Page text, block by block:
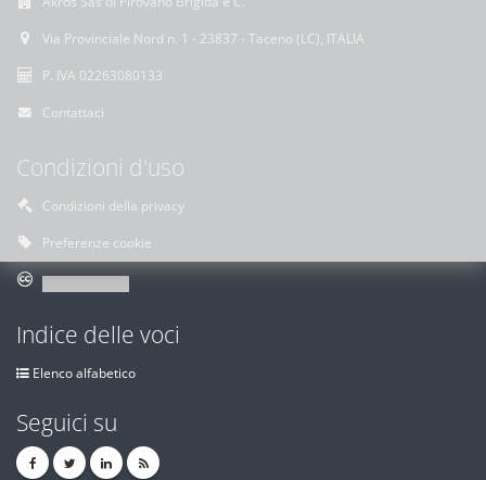
Via Provinciale Nord n. 1 - 23837 - Taceno (LC), ITALIA
P. IVA 02263080133
Contattaci
Condizioni d'uso
Condizioni della privacy
Preferenze cookie
Indice delle voci
Elenco alfabetico
Seguici su